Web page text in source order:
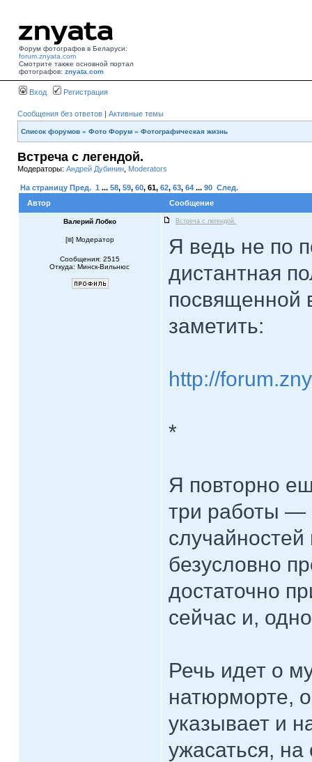
Форум фотографов в Беларуси:
forum.znyata.com
Смотрите также основной портал
фотографов: znyata.com
Вход Регистрация
Сообщения без ответов | Активные темы
Список форумов » Фото Форум » Фотографическая жизнь
Встреча с легендой.
Модераторы: Андрей Дубинин Moderators
На страницу Пред. 1 ... 58, 59, 60, 61, 62, 63, 64 ... 90 След.
Автор
Сообщение
Валерий Лобко Встреча с легендой.
[ ] Модератор
Сообщения: 2515
Откуда: Минск-Вильнюс
Я ведь не по
дистантная
посвященной
заметить:
http://
*
Я повторно
три работы —
безусловно
достаточно
сейчас и,
Речь идет о
натюрморте,
указывает и
ужасаться, на